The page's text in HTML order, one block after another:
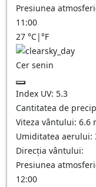
Presiunea
11:00
27 °C|°F
Cer senin
Index UV: 5.3
Cantitatea de
Viteza vântului: 6.6
Umiditatea aerului:
Direcția vântului:
Presiunea
12:00